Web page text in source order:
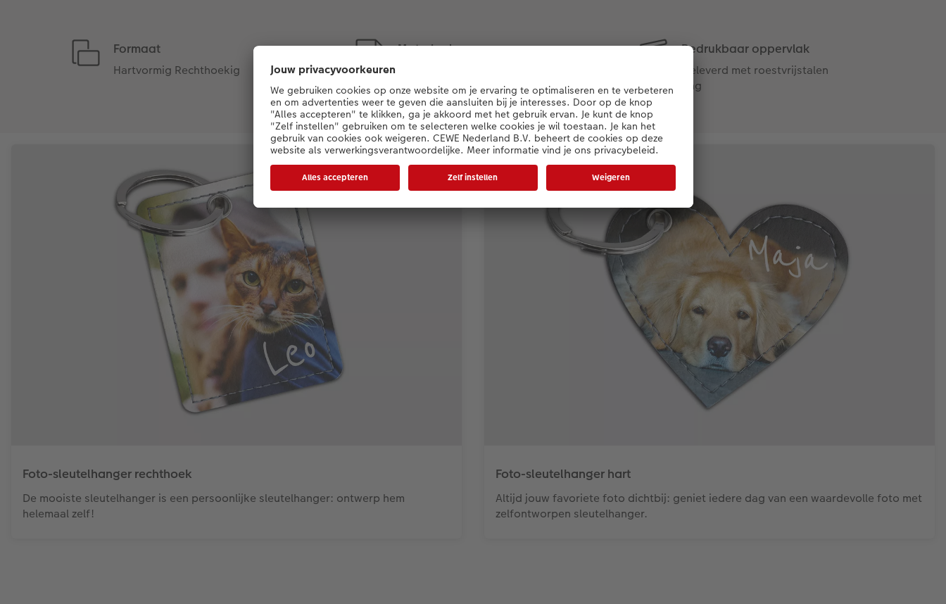
Formaat
Hartvormig Rechthoekig
Materiaal Bedrukbaar oppervlak
Geleverd met roestvrijstalen
ring
Foto-sleutelhanger rechthoek
De mooiste sleutelhanger is een persoonlijke sleutelhanger: ontwerp hem
helemaal zelf!
Foto-sleutelhanger hart
Altijd jouw favoriete foto dichtbij: geniet iedere dag van een waardevolle foto met
zelfontworpen sleutelhanger.